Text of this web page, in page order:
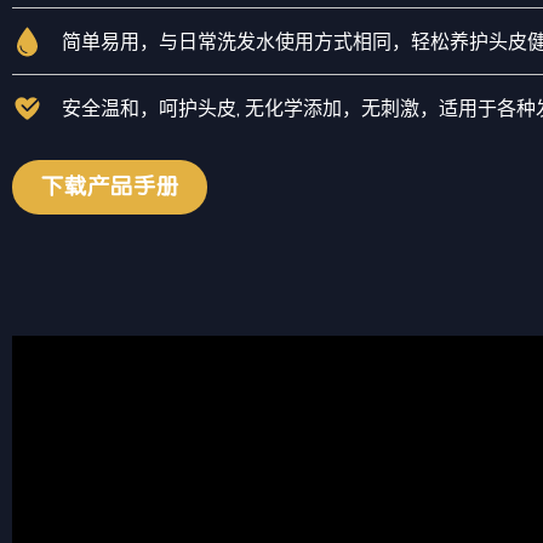
简单易用，与日常洗发水使用方式相同，轻松养护头皮健
安全温和，呵护头皮, 无化学添加，无刺激，适用于各种
下载产品手册